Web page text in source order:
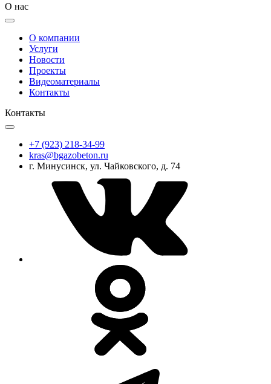
О нас
О компании
Услуги
Новости
Проекты
Видеоматериалы
Контакты
Контакты
+7 (923) 218-34-99
kras@bgazobeton.ru
г. Минусинск, ул. Чайковского, д. 74